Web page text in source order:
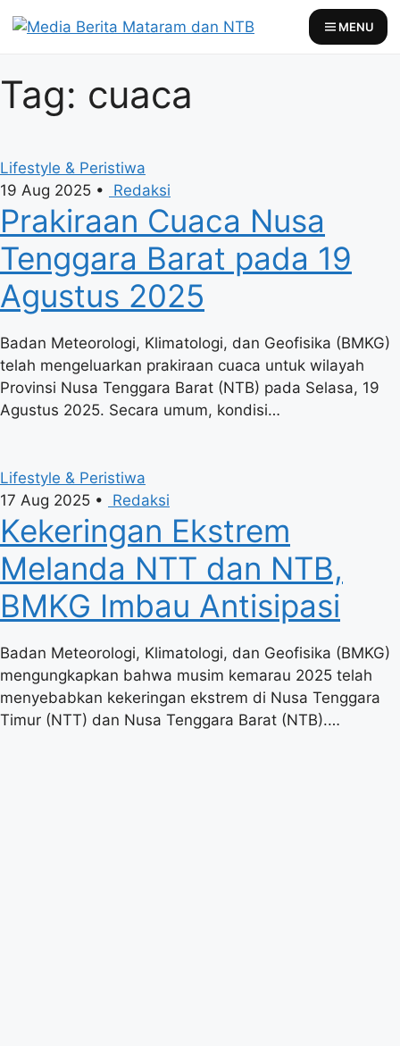
to
MENU
Tag: cuaca
Lifestyle & Peristiwa
19 Aug 2025 • Redaksi
Prakiraan Cuaca Nusa
Tenggara Barat pada 19
Agustus 2025
Badan Meteorologi, Klimatologi, dan Geofisika (BMKG)
telah mengeluarkan prakiraan cuaca untuk wilayah
Provinsi Nusa Tenggara Barat (NTB) pada Selasa, 19
Agustus 2025. Secara umum, kondisi…
Lifestyle & Peristiwa
17 Aug 2025 • Redaksi
Kekeringan Ekstrem
Melanda NTT dan NTB,
BMKG Imbau Antisipasi
Badan Meteorologi, Klimatologi, dan Geofisika (BMKG)
mengungkapkan bahwa musim kemarau 2025 telah
menyebabkan kekeringan ekstrem di Nusa Tenggara
Timur (NTT) dan Nusa Tenggara Barat (NTB).…